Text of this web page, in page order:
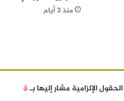
منذ 3 أيام
الحقول الإلزامية مشار إليها بـ*